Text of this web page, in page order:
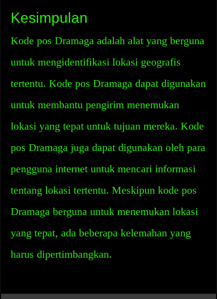
Kesimpulan
Kode pos Dramaga adalah alat yang berguna
untuk mengidentifikasi lokasi geografis
tertentu. Kode pos Dramaga dapat digunakan
untuk membantu pengirim menemukan
lokasi yang tepat untuk tujuan mereka. Kode
pos Dramaga juga dapat digunakan oleh para
pengguna internet untuk mencari informasi
tentang lokasi tertentu. Meskipun kode pos
Dramaga berguna untuk menemukan lokasi
yang tepat, ada beberapa kelemahan yang
harus dipertimbangkan.